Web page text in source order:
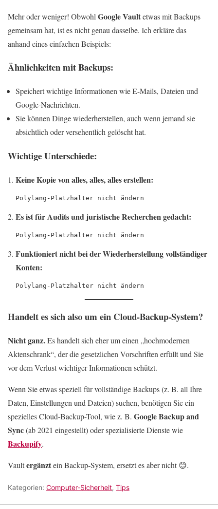
Mehr oder weniger! Obwohl Google Vaultetwas mit Backups
gemeinsam hat, ist es nicht genau dasselbe. Ich erkläre das
anhand eines einfachen Beispiels:
Ähnlichkeiten mit Backups:
Speichert wichtige Informationen wie E-Mails, Dateien und
Google-Nachrichten.
Sie können Dinge wiederherstellen, auch wenn jemand sie
absichtlich oder versehentlich gelöscht hat.
Wichtige Unterschiede:
Keine Kopie von alles, alles, alles erstellen:
Polylang-Platzhalter nicht ändern
Es ist für Audits und juristische Recherchen gedacht:
Polylang-Platzhalter nicht ändern
Funktioniert nicht bei der Wiederherstellung vollständiger
Konten:
Polylang-Platzhalter nicht ändern
Handelt es sich also um ein Cloud-Backup-System?
Nicht ganz.Es handelt sich eher um einen „hochmodernen
Aktenschrank“, der die gesetzlichen Vorschriften erfüllt und Sie
vor dem Verlust wichtiger Informationen schützt.
Wenn Sie etwas speziell für vollständige Backups (z. B. all Ihre
Daten, Einstellungen und Dateien) suchen, benötigen Sie ein
spezielles Cloud-Backup-Tool, wie z. B. Google Backup and
Sync(ab 2021 eingestellt) oder spezialisierte Dienste wie
Backupify.
Vaultergänztein Backup-System, ersetzt es aber nicht 😊.
Kategorien: Computer-Sicherheit, Tips